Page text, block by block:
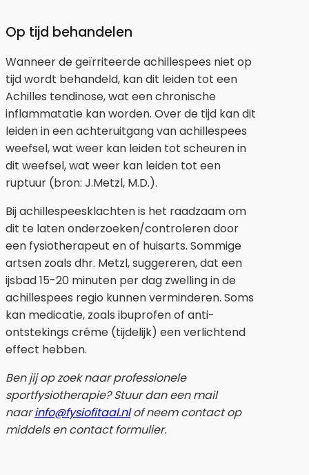
Op tijd behandelen
Wanneer de geïrriteerde achillespees niet op
tijd wordt behandeld, kan dit leiden tot een
Achilles tendinose, wat een chronische
inflammatatie kan worden. Over de tijd kan dit
leiden in een achteruitgang van achillespees
weefsel, wat weer kan leiden tot scheuren in
dit weefsel, wat weer kan leiden tot een
ruptuur (bron: J.Metzl, M.D.).
Bij achillespeesklachten is het raadzaam om
dit te laten onderzoeken/controleren door
een fysiotherapeut en of huisarts. Sommige
artsen zoals dhr. Metzl, suggereren, dat een
ijsbad 15-20 minuten per dag zwelling in de
achillespees regio kunnen verminderen. Soms
kan medicatie, zoals ibuprofen of anti-
ontstekings créme (tijdelijk) een verlichtend
effect hebben.
Ben jij op zoek naar professionele
sportfysiotherapie? Stuur dan een mail
naarinfo@fysiofitaal.nlof neem contact op
middels en contact formulier.